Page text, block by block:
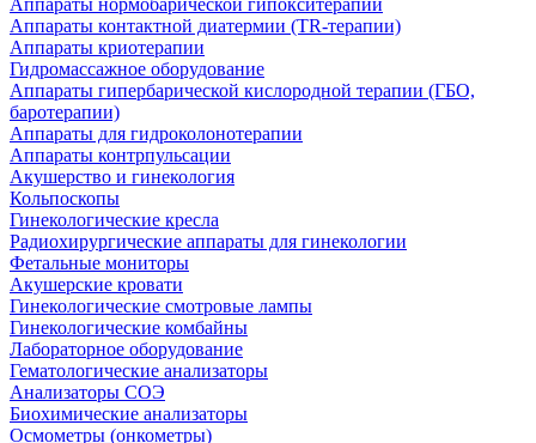
Аппараты нормобарической гипокситерапии
Аппараты контактной диатермии (TR-терапии)
Аппараты криотерапии
Гидромассажное оборудование
Аппараты гипербарической кислородной терапии (ГБО,
баротерапии)
Аппараты для гидроколонотерапии
Аппараты контрпульсации
Акушерство и гинекология
Кольпоскопы
Гинекологические кресла
Радиохирургические аппараты для гинекологии
Фетальные мониторы
Акушерские кровати
Гинекологические смотровые лампы
Гинекологические комбайны
Лабораторное оборудование
Гематологические анализаторы
Анализаторы СОЭ
Биохимические анализаторы
Осмометры (онкометры)